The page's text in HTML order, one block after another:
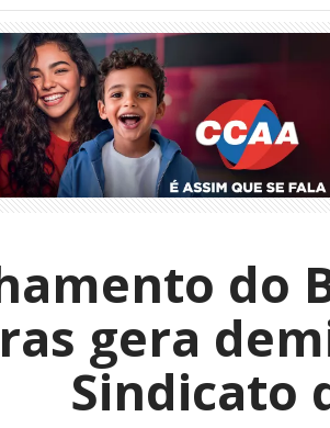
do
gera
Sindicato